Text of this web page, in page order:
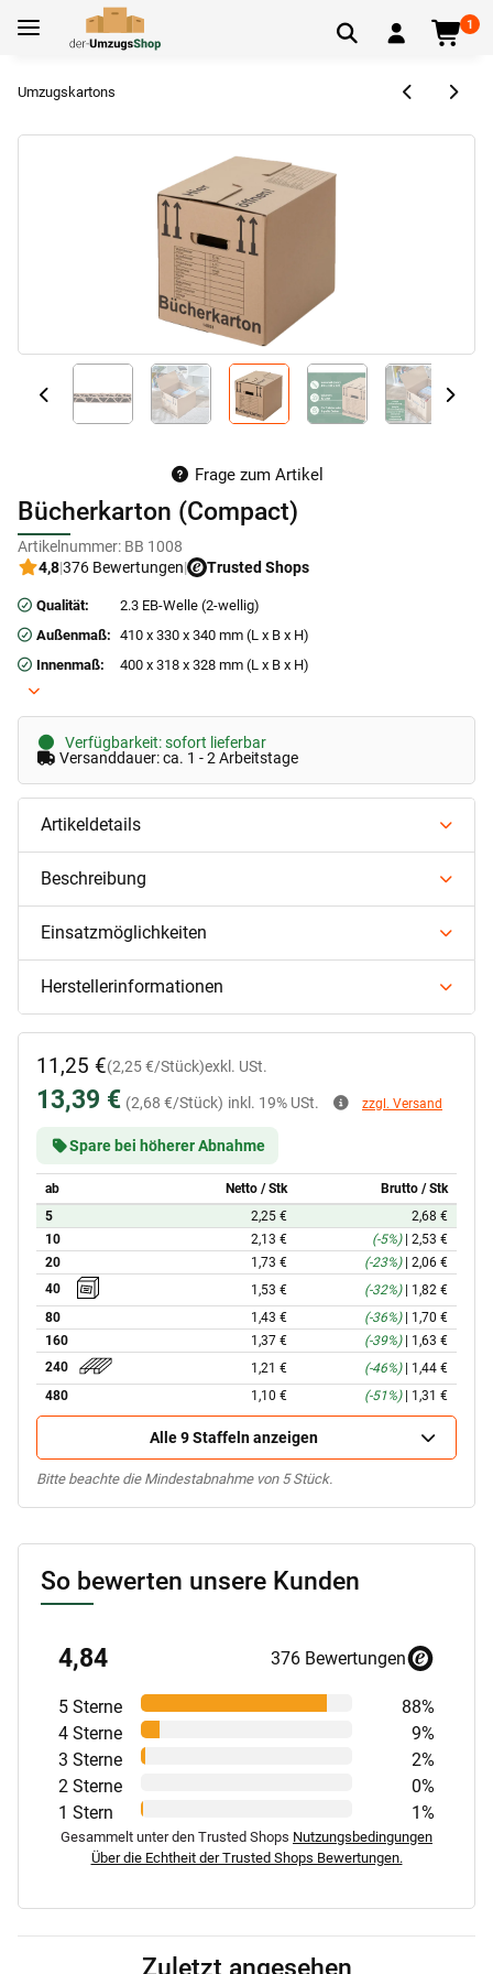
1
Umzugskartons
Frage zum Artikel
Bücherkarton (Compact)
Artikelnummer: BB 1008
4,8|376 Bewertungen| Trusted Shops
Qualität:
2.3 EB-Welle (2-wellig)
Außenmaß: 410 x 330 x 340 mm (L x B x H)
Innenmaß:
400 x 318 x 328 mm (L x B x H)
Verfügbarkeit: sofort lieferbar
Versanddauer: ca. 1 - 2 Arbeitstage
Artikeldetails
Beschreibung
Einsatzmöglichkeiten
Herstellerinformationen
11,25 €(2,25 €/Stück)exkl. USt.
13,39 € (2,68 €/Stück) inkl. 19% USt. zzgl. Versand
Spare bei höherer Abnahme
ab Netto / Stk
Brutto / Stk
5
2,25 €
2,68 €
10
2,13 € (-5%) 2,53 €
20
1,73 € (-23%) 2,06 €
40
1,53 € (-32%)
1,82 €
80
1,43 € (-36%)
1,70 €
160
1,37 € (-39%)
1,63 €
240
1,21 € (-46%)
1,44 €
480
1,10 € (-51%) 1,31 €
Alle 9 Staffeln anzeigen
xBitte beachte die Mindestabnahme von 5 Stück.
So bewerten unsere Kunden
4,84 376 Bewertungen
5 Sterne
88%
4 Sterne
9%
3 Sterne
2%
2 Sterne
0%
1 Stern
1%
Gesammelt unter den Trusted Shops Nutzungsbedingungen
Über die Echtheit der Trusted Shops Bewertungen.
Zuletzt angesehen